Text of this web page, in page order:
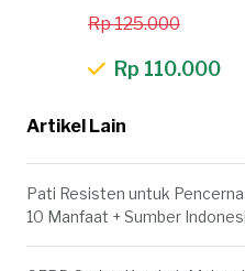
Rp 125.000
Rp 110.000
Artikel Lain
Pati Resisten untuk
10 Manfaat + Sumber